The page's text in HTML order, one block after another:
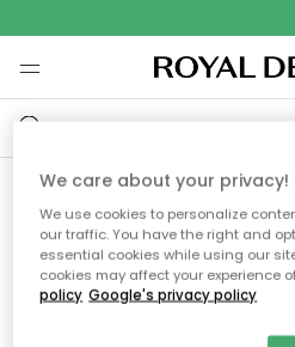
Vi hittar tyvärr
We care about your privacy!
We use cookies to personalize
our traffic. You have the right and
essential cookies while using our
cookies may affect your experience
policy Google's privacy policy